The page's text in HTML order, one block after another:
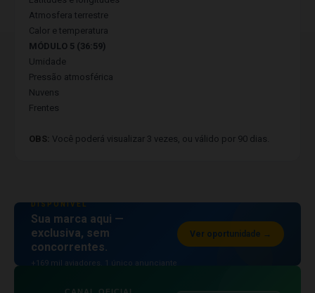
Atmosfera terrestre
Calor e temperatura
MÓDULO 5 (36:59)
Umidade
Pressão atmosférica
Nuvens
Frentes
OBS: Você poderá visualizar 3 vezes, ou válido por 90 dias.
DISPONÍVEL
Sua marca aqui —
exclusiva, sem
concorrentes.
+169 mil aviadores. 1 único anunciante
Ver oportunidade →